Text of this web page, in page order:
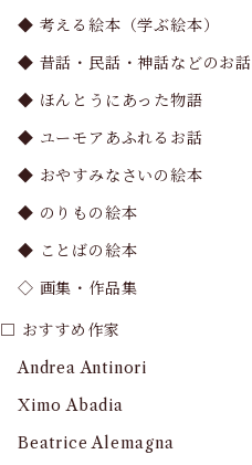
◆ 考える絵本（学ぶ絵本）
◆ 昔話・民話・神話などのお話
◆ ほんとうにあった物語
◆ ユーモアあふれるお話
◆ おやすみなさいの絵本
◆ のりもの絵本
◆ ことばの絵本
◇ 画集・作品集
□ おすすめ作家
Andrea Antinori
Ximo Abadia
Beatrice Alemagna